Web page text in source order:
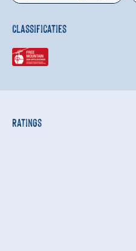
Classificaties
Ratings